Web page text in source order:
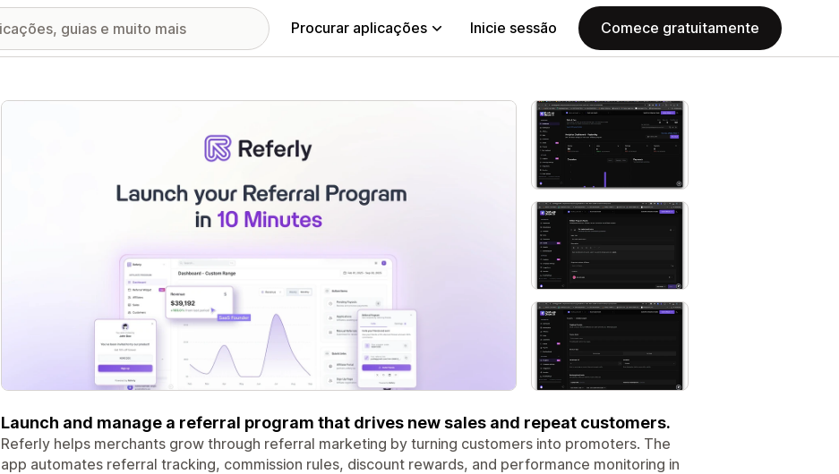
Procurar aplicações Inicie sessão Comece gratuitamente
Galeria de imagens em destaque
Launch and manage a referral program that drives new sales and repeat customers.
Referly helps merchants grow through referral marketing by turning customers into promoters. The
app automates referral tracking, commission rules, discount rewards, and performance monitoring in